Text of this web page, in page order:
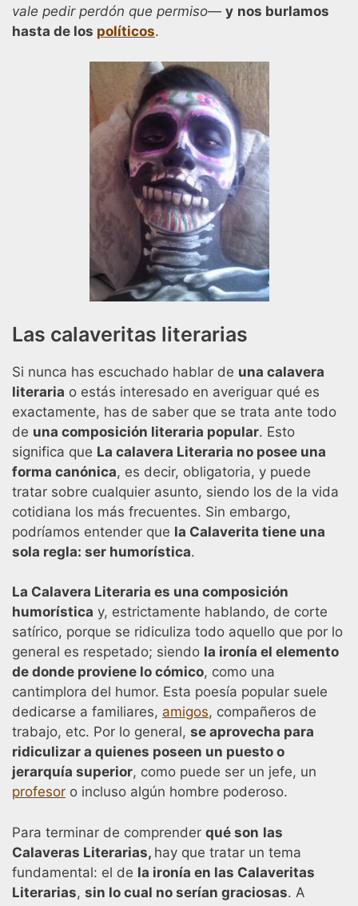
vale pedir perdón que permiso― y nos burlamos
hasta de los políticos.
Las calaveritas literarias
Si nunca has escuchado hablar de una calavera
literaria o estás interesado en averiguar qué es
exactamente, has de saber que se trata ante todo
de una composición literaria popular. Esto
significa que La calavera Literaria no posee una
forma canónica, es decir, obligatoria, y puede
tratar sobre cualquier asunto, siendo los de la vida
cotidiana los más frecuentes. Sin embargo,
podríamos entender que la Calaverita tiene una
sola regla: ser humorística.
La Calavera Literaria es una composición
humorística y, estrictamente hablando, de corte
satírico, porque se ridiculiza todo aquello que por lo
general es respetado; siendo la ironía el elemento
de donde proviene lo cómico, como una
cantimplora del humor. Esta poesía popular suele
dedicarse a familiares, amigos, compañeros de
trabajo, etc. Por lo general, se aprovecha para
ridiculizar a quienes poseen un puesto o
jerarquía superior, como puede ser un jefe, un
profesor o incluso algún hombre poderoso.
Para terminar de comprender qué son las
Calaveras Literarias, hay que tratar un tema
fundamental: el de la ironía en las Calaveritas
Literarias, sin lo cual no serían graciosas. A